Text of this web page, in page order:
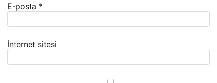
E-posta *
İnternet sitesi